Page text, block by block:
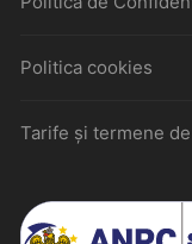
Politica cookies
Tarife și termene